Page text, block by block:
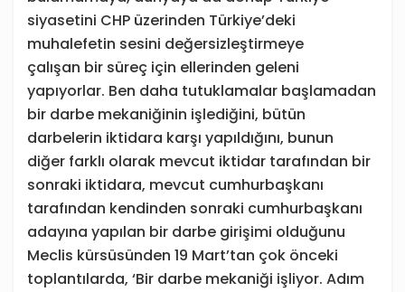
siyasetini CHP üzerinden Türkiye’deki
muhalefetin sesini değersizleştirmeye
çalışan bir süreç için ellerinden geleni
yapıyorlar. Ben daha tutuklamalar başlamadan
bir darbe mekaniğinin işlediğini, bütün
darbelerin iktidara karşı yapıldığını, bunun
diğer farklı olarak mevcut iktidar tarafından bir
sonraki iktidara, mevcut cumhurbaşkanı
tarafından kendinden sonraki cumhurbaşkanı
adayına yapılan bir darbe girişimi olduğunu
Meclis kürsüsünden 19 Mart’tan çok önceki
toplantılarda, ‘Bir darbe mekaniği işliyor. Adım